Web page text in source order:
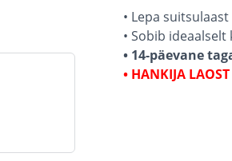
• Lepa
• Sobib
• 14-päevane
• HANKIJA